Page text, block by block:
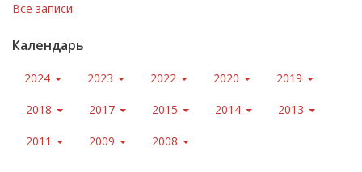
Все записи
Календарь
2024 2023 2022 2020 2019
2018 2017 2015 2014 2013
2011 2009 2008